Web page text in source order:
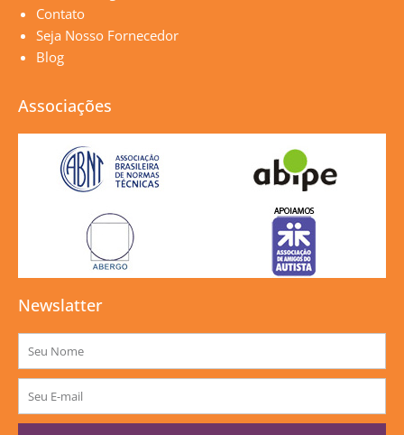
Contato
Seja Nosso Fornecedor
Blog
Associações
Newslatter
Nome
mail